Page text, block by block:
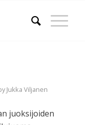
Jukka Viljanen
juoksijoiden